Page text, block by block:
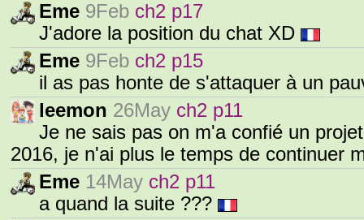
Eme 9Feb ch2 p17
J'adore la position du chat XD
Eme 9Feb ch2 p15
il as pas honte de s'attaquer à un
leemon 26May ch2 p11
Je ne sais pas on m'a confié un
2016, je n'ai plus le temps de continuer
Eme 14May ch2 p11
a quand la suite ???